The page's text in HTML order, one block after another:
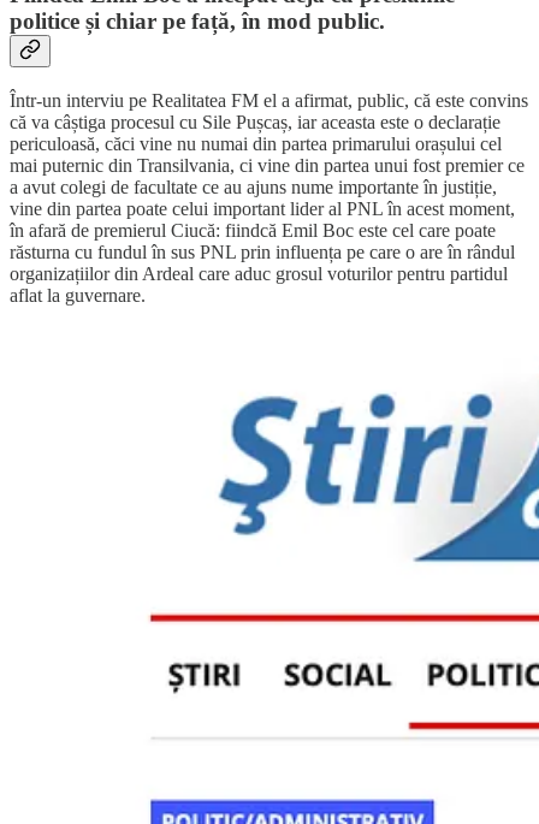
politice și chiar pe față, în mod public.
Într-un interviu pe Realitatea FM el a afirmat, public, că este convins
că va câștiga procesul cu Sile Pușcaș, iar aceasta este o declarație
periculoasă, căci vine nu numai din partea primarului orașului cel
mai puternic din Transilvania, ci vine din partea unui fost premier ce
a avut colegi de facultate ce au ajuns nume importante în justiție,
vine din partea poate celui important lider al PNL în acest moment,
în afară de premierul Ciucă: fiindcă Emil Boc este cel care poate
răsturna cu fundul în sus PNL prin influența pe care o are în rândul
organizațiilor din Ardeal care aduc grosul voturilor pentru partidul
aflat la guvernare.